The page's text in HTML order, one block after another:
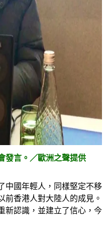
發言。／歐洲之聲提供
中國年輕人，同樣堅定不移
前香港人對大陸人的成見。
新認識，並建立了信心，今